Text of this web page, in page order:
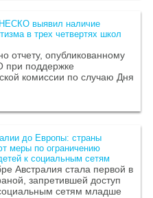
выявил наличие
в трех четвертях школ
отчету, опубликованному
поддержке
комиссии по случаю Дня
до Европы: страны
меры по ограничению
к социальным сетям
Австралия стала первой в
запретившей доступ
сетям младше